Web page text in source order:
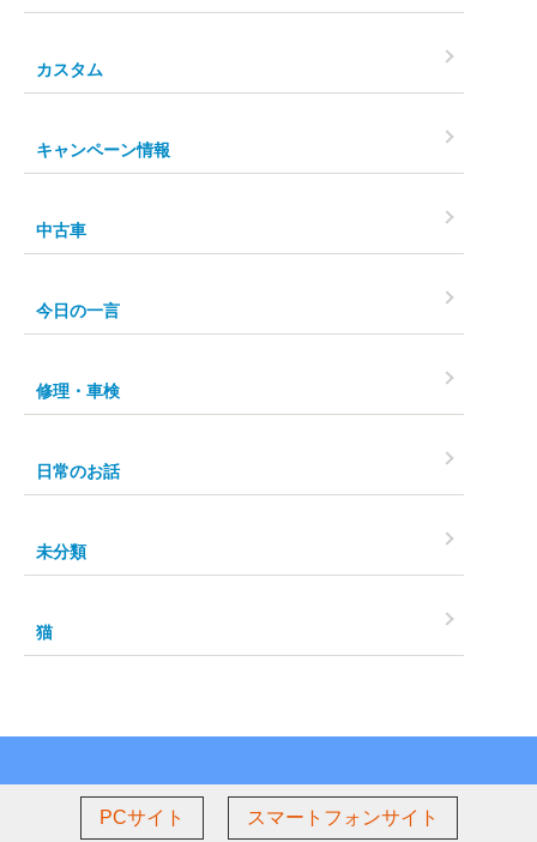
カスタム
キャンペーン情報
中古車
今日の一言
修理・車検
日常のお話
未分類
猫
PCサイト スマートフォンサイト